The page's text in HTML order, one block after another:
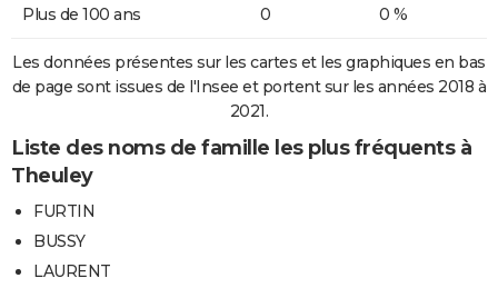
Plus de 100 ans 0 0 %
Les données présentes sur les cartes et les graphiques en bas
de page sont issues de l'Insee et portent sur les années 2018 à
2021.
Liste des noms de famille les plus fréquents à
Theuley
FURTIN
BUSSY
LAURENT